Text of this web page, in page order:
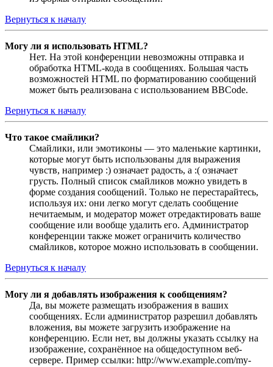
Вернуться к началу
Могу ли я использовать HTML?
Нет. На этой конференции невозможны отправка и
обработка HTML-кода в сообщениях. Большая часть
возможностей HTML по форматированию сообщений
может быть реализована с использованием BBCode.
Вернуться к началу
Что такое смайлики?
Смайлики, или эмотиконы — это маленькие картинки,
которые могут быть использованы для выражения
чувств, например :) означает радость, а :( означает
грусть. Полный список смайликов можно увидеть в
форме создания сообщений. Только не перестарайтесь,
используя их: они легко могут сделать сообщение
нечитаемым, и модератор может отредактировать ваше
сообщение или вообще удалить его. Администратор
конференции также может ограничить количество
смайликов, которое можно использовать в сообщении.
Вернуться к началу
Могу ли я добавлять изображения к сообщениям?
Да, вы можете размещать изображения в ваших
сообщениях. Если администратор разрешил добавлять
вложения, вы можете загрузить изображение на
конференцию. Если нет, вы должны указать ссылку на
изображение, сохранённое на общедоступном веб-
сервере. Пример ссылки: http://www.example.com/my-